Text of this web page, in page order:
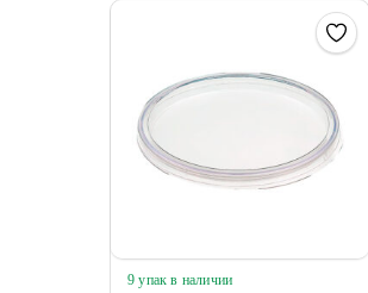
9 упак в наличии